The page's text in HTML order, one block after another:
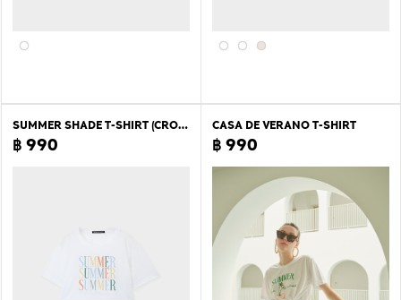
SUMMER SHADE T-SHIRT (CROP LENGTH)
฿ 990
CASA DE VERANO T-SHIRT
฿ 990